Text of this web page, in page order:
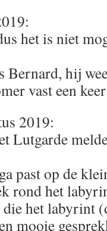
het is niet
Bernard, hij
vast een
2019:
Lutgarde
past op de
rond het
die het labyrint
mooie